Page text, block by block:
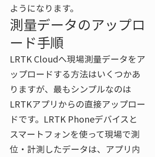
ようになります。
測量データのアップロ
ード手順
LRTK Cloudへ現場測量データをア
ップロードする方法はいくつかあ
りますが、最もシンプルなのは
LRTKアプリからの直接アップロー
ドです。LRTK Phoneデバイスと
スマートフォンを使って現場で測
位・計測したデータは、アプリ内